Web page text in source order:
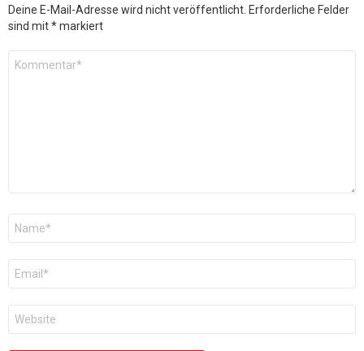
Deine E-Mail-Adresse wird nicht veröffentlicht. Erforderliche Felder
sind mit*markiert
Kommentar
Name
E-
Mail
*
Website